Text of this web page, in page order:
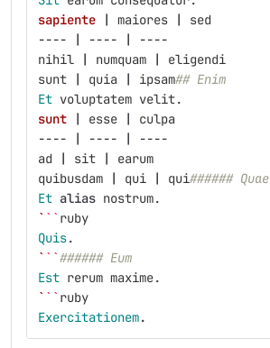
sapiente
| maiores |
sed
----
| ---- |
----
nihil
| numquam |
eligendi
sunt
| quia | ipsam## Enim
Et voluptatem velit.
sunt
| esse |
culpa
----
| ---- |
----
ad
| sit |
earum
quibusdam
| qui | qui###### Quae
Et alias nostrum.
` `` ruby
Quis.
` ``###### Eum
Est rerum maxime.
` `` ruby
Exercitationem.